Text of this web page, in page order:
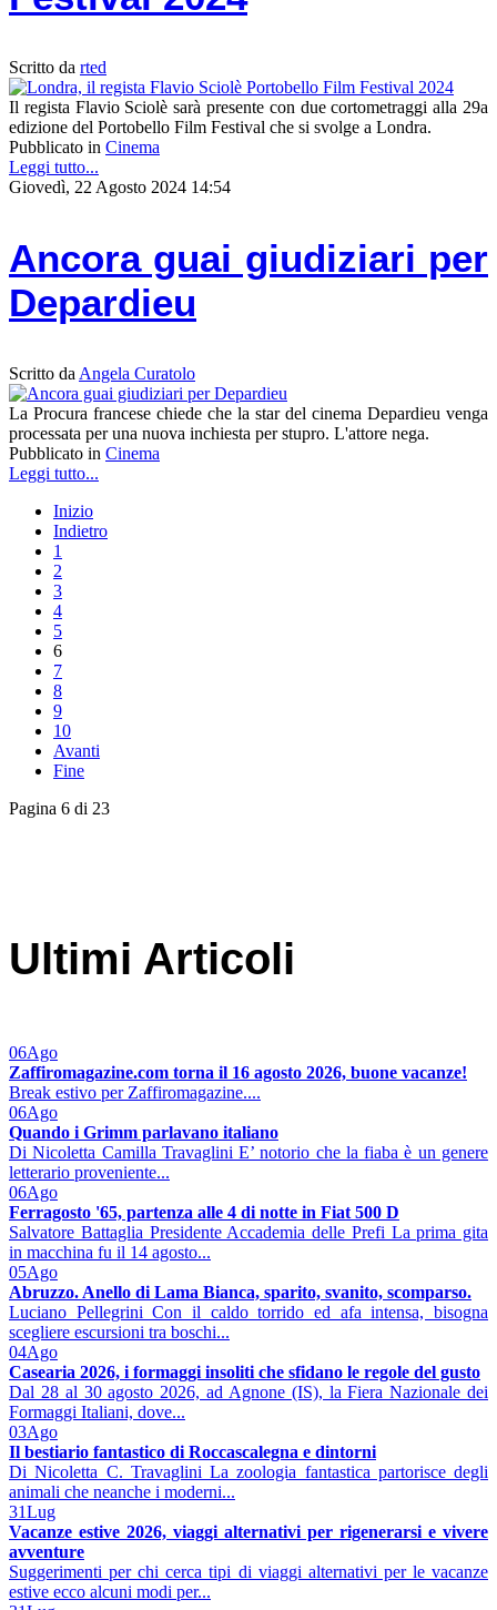
Scritto da rted
Il regista Flavio Sciolè sarà presente con due cortometraggi alla 29a
edizione del Portobello Film Festival che si svolge a Londra.
Pubblicato in Cinema
Leggi tutto...
Giovedì, 22 Agosto 2024 14:54
Ancora guai giudiziari per
Depardieu
Scritto daAngela Curatolo
La Procura francese chiede che la star del cinema Depardieu venga
processata per una nuova inchiesta per stupro. L'attore nega.
Pubblicato in Cinema
Leggi tutto...
Inizio
Indietro
1
2
3
4
5
6
7
8
9
10
Avanti
Fine
Pagina 6 di 23
Ultimi Articoli
06Ago
Zaffiromagazine.com torna il 16 agosto 2026, buone vacanze!
Break estivo per Zaffiromagazine....
06Ago
Quando i Grimm parlavano italiano
Di Nicoletta Camilla Travaglini E’ notorio che la fiaba è un genere
letterario proveniente...
06Ago
Ferragosto '65, partenza alle 4 di notte in Fiat 500 D
Salvatore Battaglia Presidente Accademia delle Prefi La prima gita
in macchina fu il 14 agosto...
05Ago
Abruzzo. Anello di Lama Bianca, sparito, svanito, scomparso.
Luciano Pellegrini Con il caldo torrido ed afa intensa, bisogna
scegliere escursioni tra boschi...
04Ago
Casearia 2026, i formaggi insoliti che sfidano le regole del gusto
Dal 28 al 30 agosto 2026, ad Agnone (IS), la Fiera Nazionale dei
Formaggi Italiani, dove...
03Ago
Il bestiario fantastico di Roccascalegna e dintorni
Di Nicoletta C. Travaglini La zoologia fantastica partorisce degli
animali che neanche i moderni...
31Lug
Vacanze estive 2026, viaggi alternativi per rigenerarsi e vivere
avventure
Suggerimenti per chi cerca tipi di viaggi alternativi per le vacanze
estive ecco alcuni modi per...